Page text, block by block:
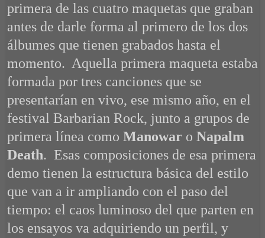
primera de las cuatro maquetas que graban
antes de darle forma al primero de los dos
álbumes que tienen grabados hasta el
momento. Aquella primera maqueta estaba
formada por tres canciones que se
presentarían en vivo, ese mismo año, en el
festival Barbarian Rock, junto a grupos de
primera línea como Manowar o Napalm
Death. Esas composiciones de esa primera
demo tienen la estructura básica del estilo
que van a ir ampliando con el paso del
tiempo: el caos luminoso del que parten en
los ensayos va adquiriendo un perfil, y